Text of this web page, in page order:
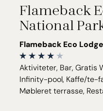
Flameback
National
Flameback Eco
Aktiviteter, Bar, Gratis
Infinity-pool, Kaffe/te-
Møbleret terrasse,